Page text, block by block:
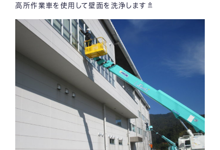
高所作業車を使用して壁面を洗浄します🚿